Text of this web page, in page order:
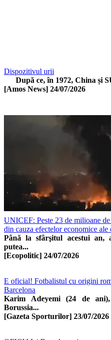
Dispozitivul urii
După ce, în 1972, China și
[Amos News] 24/07/2026
UNICEF: Peste 23 de milioane
din cauza efectelor economice
Până la sfârşitul acestui an,
putea...
[Ecopolitic] 24/07/2026
E oficial! Fotbalistul cu origini
Barcelona
Karim Adeyemi (24 de
Borussia...
[Gazeta Sporturilor] 23/07/2026